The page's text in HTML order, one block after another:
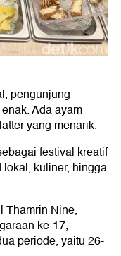
pengunjung
Ada ayam
yang menarik.
festival kreatif
kuliner, hingga
Thamrin Nine,
ke-17,
periode, yaitu 26-